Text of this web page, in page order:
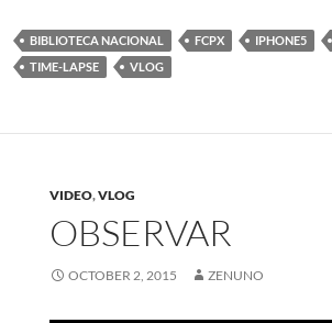
BIBLIOTECA NACIONAL FCPX IPHONE5
TIME-LAPSE
VLOG
VIDEO,VLOG
OBSERVAR
OCTOBER 2, 2015 ZENUNO